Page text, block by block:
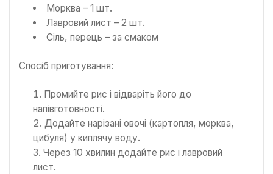
Морква – 1 шт.
Лавровий лист – 2 шт.
Сіль, перець – за смаком
Спосіб приготування:
Промийте рис і відваріть його до
напівготовності.
Додайте нарізані овочі (картопля, морква,
цибуля) у киплячу воду.
Через 10 хвилин додайте рис і лавровий
лист.